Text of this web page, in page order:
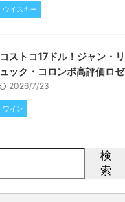
ウイスキー
コストコ17ドル！ジャン・リ
ュック・コロンボ高評価ロゼ
2026/7/23
ワイン
検
索